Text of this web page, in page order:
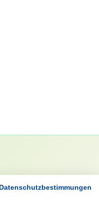
Datenschutzbestimmungen